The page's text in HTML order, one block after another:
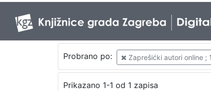
Probrano po: Zaprešićki autori online ;
Prikazano 1-1 od 1 zapisa